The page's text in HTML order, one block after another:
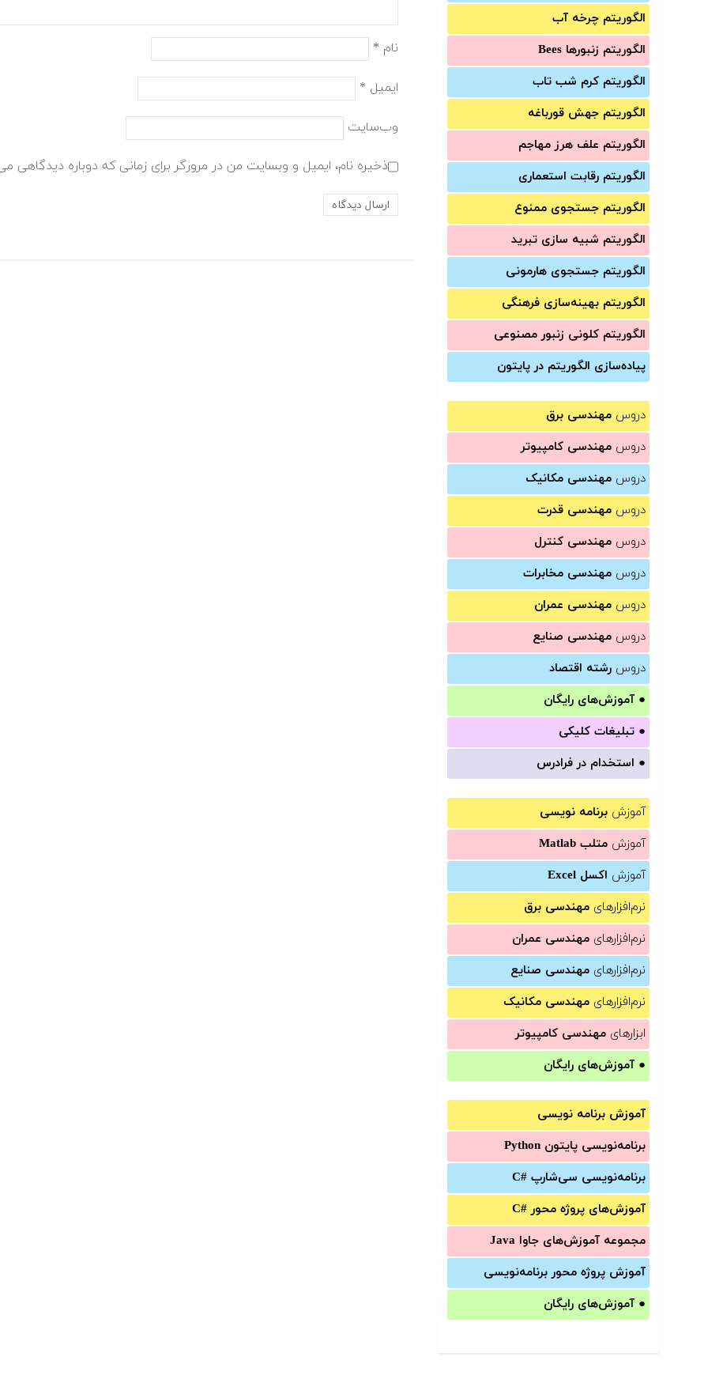
الگوریتم چرخه آب
الگوریتم زنبورها Bees
الگوریتم کرم شب تاب
الگوریتم جهش قورباغه
الگوریتم علف هرز مهاجم
الگوریتم رقابت استعماری
الگوریتم جستجوی ممنوع
الگوریتم شبیه سازی تبرید
الگوریتم جستجوی هارمونی
الگوریتم بهینه‌سازی فرهنگی
الگوریتم کلونی زنبور مصنوعی
پیاده‌سازی الگوریتم در پایتون
دروس مهندسی برق
دروس مهندسی کامپیوتر
دروس مهندسی مکانیک
دروس مهندسی قدرت
دروس مهندسی کنترل
دروس مهندسی مخابرات
دروس مهندسی عمران
دروس مهندسی صنایع
دروس رشته اقتصاد
● آموزش‌های رایگان
● تبلیغات کلیکی
● استخدام در فرادرس
آموزش برنامه نویسی
آموزش متلب Matlab
آموزش اکسل Excel
نرم‌افزارهای مهندسی برق
نرم‌افزارهای مهندسی عمران
نرم‌افزارهای مهندسی صنایع
نرم‌افزارهای مهندسی مکانیک
ابزارهای مهندسی کامپیوتر
● آموزش‌های رایگان
آموزش برنامه نویسی
برنامه‌نویسی پایتون Python
برنامه‌‌نویسی سی‌شارپ C#‎
آموزش‌های پروژه محور #C
مجموعه آموزش‌های جاوا Java
آموزش‌ پروژه محور برنامه‌نویسی
● آموزش‌های رایگان
نام *
ایمیل *
وب‌سایت
ذخیره نام، ایمیل و وبسایت من در مرورگر برای زمانی که دوباره دیدگاهی